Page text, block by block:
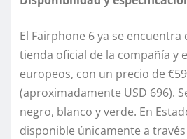
El Fairphone 6 ya se encuentra
tienda oficial de la compañía y
europeos, con un precio de
(aproximadamente USD 696).
negro, blanco y verde. En
disponible únicamente a